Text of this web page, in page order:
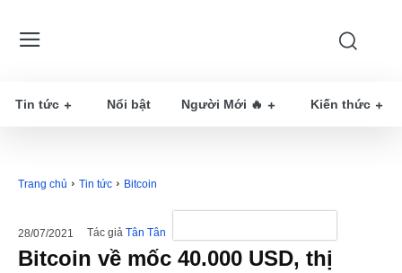
Tin tức Nổi bật Người Mới 🔥 Kiến thức
Trang chủ Tin tức Bitcoin
28/07/2021 Tác giả Tân Tân
Bitcoin về mốc 40.000 USD, thị